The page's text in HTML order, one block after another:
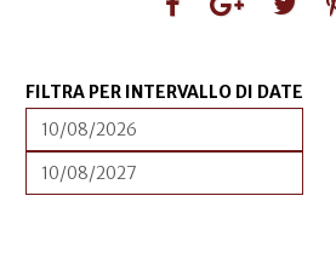
FILTRA PER INTERVALLO DI DATE
DATA
FILTRA
PER
INTERVALLO